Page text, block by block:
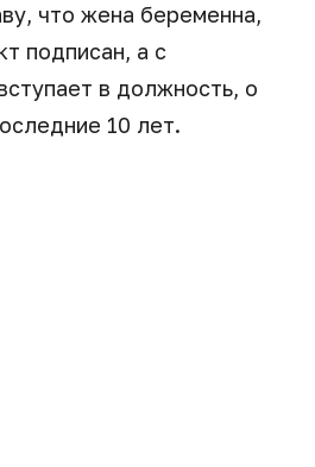
что жена беременна,
подписан, а с
в должность, о
10 лет.